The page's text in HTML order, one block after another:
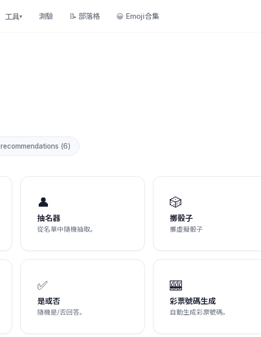
工具▾ 測驗 📝 部落格 😀 Emoji合集
recommendations (6)
👤
抽名器
從名單中隨機抽取。
🎲
擲骰子
擲虛擬骰子
✅
是或否
隨機是/否回答。
🎰
彩票號碼生成
自動生成彩票號碼。